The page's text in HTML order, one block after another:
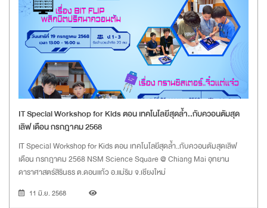
IT Special Workshop for Kids ตอน เทคโนโลยีสุดล้ำ..กับควอนตัมสุด
เลิฟ เดือน กรกฎาคม 2568
IT Special Workshop for Kids ตอน เทคโนโลยีสุดล้ำ..กับควอนตัมสุดเลิฟ
เดือน กรกฎาคม 2568 NSM Science Square @ Chiang Mai อุทยาน
ดาราศาสตร์สิรินธร ต.ดอนแก้ว อ.แม่ริม จ.เชียงใหม่
11 มิ.ย. 2568